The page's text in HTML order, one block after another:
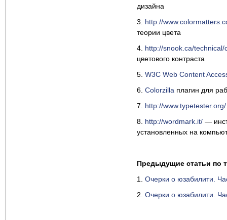
дизайна
3. http://
теории цвета
4. http://snook.ca/
цветового контраста
5. W3C Web Content
6. Сolorzilla плагин для
7. http://www.typetester.org/
8. http://wordmark.it/ —
установленных на
Предыдущие статьи по
1. Очерки о юзабилити.
2. Очерки о юзабилити.